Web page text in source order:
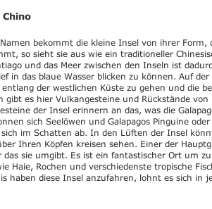
bekommt die kleine Insel von ihrer Form,
so sieht sie aus wie ein traditioneller
und das Meer zwischen den Inseln ist
in das blaue Wasser blicken zu können. Auf
der westlichen Küste zu gehen und die
gibt es hier Vulkangesteine und Rückstände
der Insel erinnern an das, was die
sich Seelöwen und Galapagos Pinguine
im Schatten ab. In den Lüften der Insel
Ihren Köpfen kreisen sehen. Einer der
das sie umgibt. Es ist ein fantastischer Ort um
Haie, Rochen und verschiedenste tropische
haben diese Insel anzufahren, lohnt es sich in